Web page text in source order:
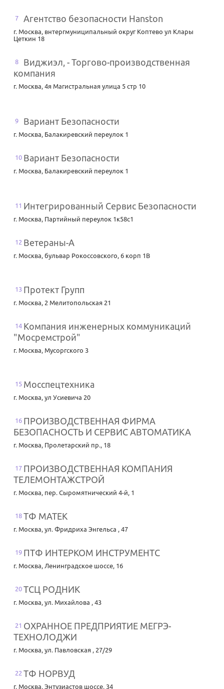
7 Агентство безопасности Hanston
г. Москва, внтергмуниципальный округ Коптево ул Клары
Цеткин 18
8
Виджиэл, - Торгово-производственная
компания
г. Москва, 4я Магистральная улица 5 стр 10
9 Вариант Безопасности
г. Москва, Балакиревский переулок 1
10 Вариант Безопасности
г. Москва, Балакиревский переулок 1
11 Интегрированный Сервис Безопасности
г. Москва, Партийный переулок 1к58с1
12 Ветераны-А
г. Москва, бульвар Рокоссовского, 6 корп 1В
13 Протект Групп
г. Москва, 2 Мелитопольская 21
14 Компания инженерных коммуникаций
"Мосремстрой"
г. Москва, Мусоргского 3
15 Мосспецтехника
г. Москва, ул Усиевича 20
16 ПРОИЗВОДСТВЕННАЯ ФИРМА
БЕЗОПАСНОСТЬ И СЕРВИС АВТОМАТИКА
г. Москва, Пролетарский пр., 18
17 ПРОИЗВОДСТВЕННАЯ КОМПАНИЯ
ТЕЛЕМОНТАЖСТРОЙ
г. Москва, пер. Сыромятнический 4-й, 1
18 ТФ МАТЕК
г. Москва, ул. Фридриха Энгельса , 47
19 ПТФ ИНТЕРКОМ ИНСТРУМЕНТС
г. Москва, Ленинградское шоссе, 16
20 ТСЦ РОДНИК
г. Москва, ул. Михайлова , 43
21 ОХРАННОЕ ПРЕДПРИЯТИЕ МЕГРЭ-
ТЕХНОЛОДЖИ
г. Москва, ул. Павловская , 27/29
22 ТФ НОРВУД
г. Москва, Энтузиастов шоссе, 34